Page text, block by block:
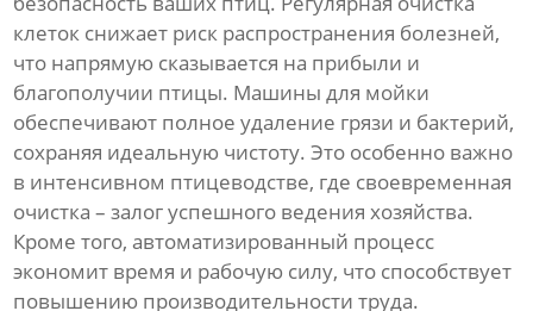
клеток снижает риск распространения болезней,
что напрямую сказывается на прибыли и
благополучии птицы. Машины для мойки
обеспечивают полное удаление грязи и бактерий,
сохраняя идеальную чистоту. Это особенно важно
в интенсивном птицеводстве, где своевременная
очистка – залог успешного ведения хозяйства.
Кроме того, автоматизированный процесс
экономит время и рабочую силу, что способствует
повышению производительности труда.